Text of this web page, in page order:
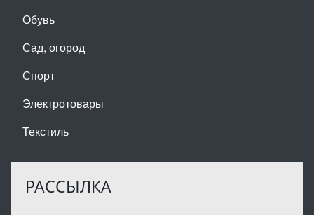
Обувь
Сад, огород
Спорт
Электротовары
Текстиль
РАССЫЛКА